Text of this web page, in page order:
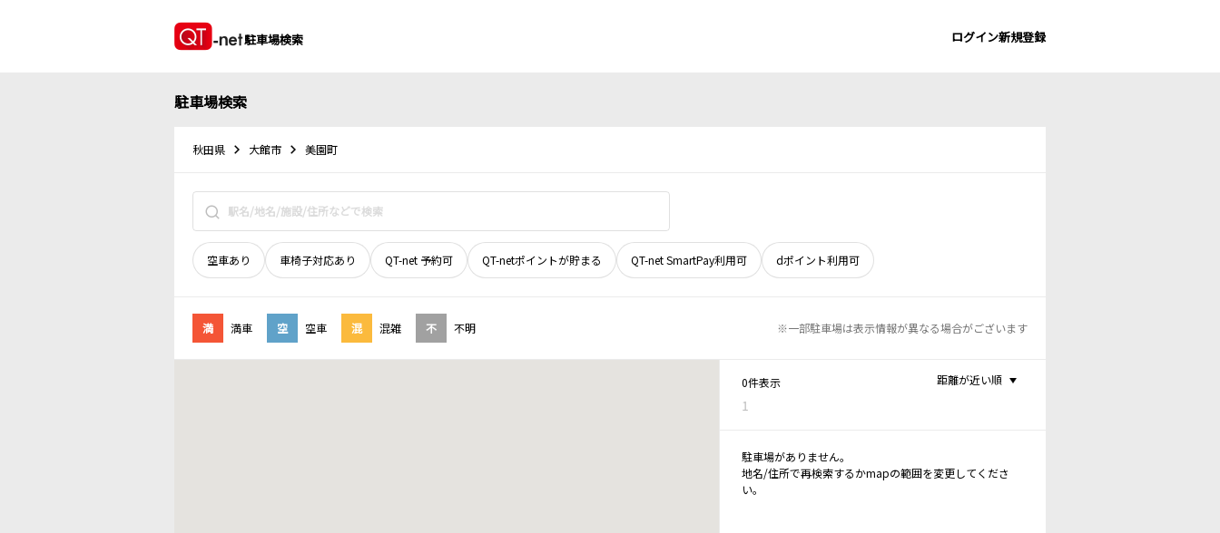
駐車場検索 ログイン新規登録
駐車場検索
秋田県 大館市 美園町
空車あり 車椅子対応あり QT-net 予約可 QT-netポイントが貯まる QT-net SmartPay利用可 dポイント利用可
満 満車 空 空車 混 混雑 不 不明 ※一部駐車場は表示情報が異なる場合がございます
0件表示
1
距離が近い順
駐車場がありません。
地名/住所で再検索するかmapの範囲を変更してくださ
い。